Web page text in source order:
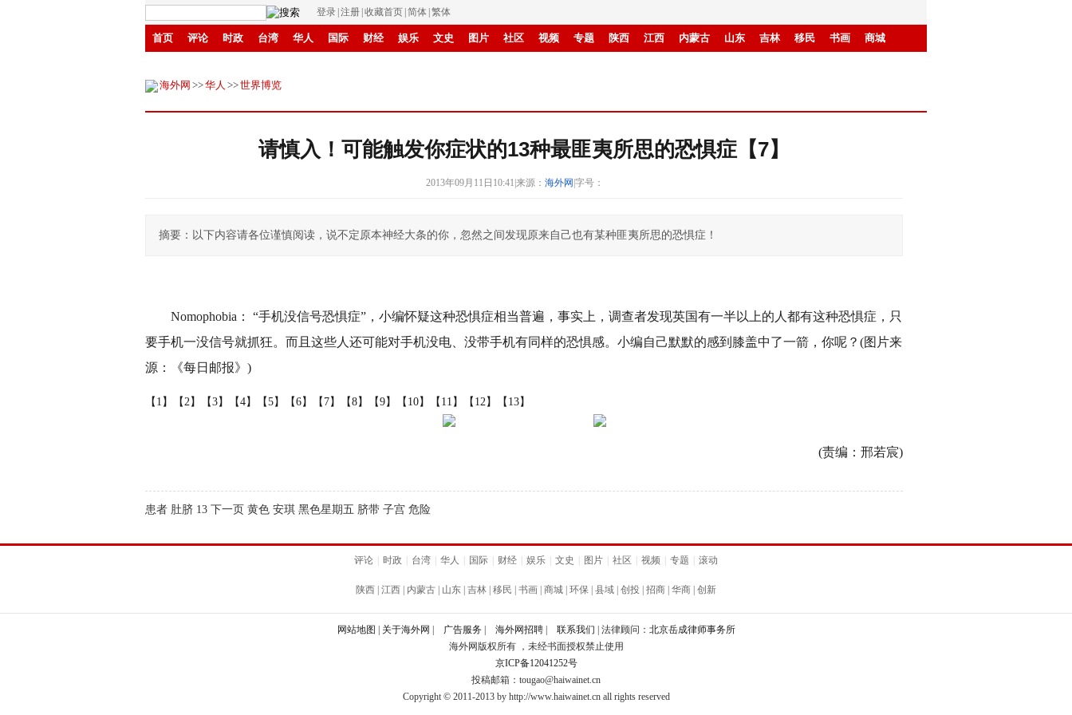
登录 注册 收藏首页 简体 繁体
首页 评论 时政 台湾 华人 国际 财经 娱乐 文史 图片 社区 视频 专题 陕西 江西 内蒙古 山东 吉林 移民 书画 商城
海外网 >>华人 >>世界博览
请慎入！可能触发你症状的13种最匪夷所思的恐惧症【7】
2013年09月11日10:41 来源： 海外网 字号：
摘要：以下内容请各位谨慎阅读，说不定原本神经大条的你，忽然之间发现原来自己也有某种匪夷所思的恐惧症！
Nomophobia： “手机没信号恐惧症”，小编怀疑这种恐惧症相当普遍，事实上，调查者发现英国有一半以上的人都有这种恐惧症，只
要手机一没信号就抓狂。而且这些人还可能对手机没电、没带手机有同样的恐惧感。小编自己默默的感到膝盖中了一箭，你呢？(图片来
源：《每日邮报》)
【1】 【2】 【3】 【4】 【5】 【6】 【7】 【8】 【9】 【10】 【11】 【12】 【13】
(责编：邢若宸)
患者 肚脐 13 下一页 黄色 安琪 黑色星期五 脐带 子宫 危险
评论 时政 台湾 华人 国际 财经 娱乐 文史 图片 社区 视频 专题 滚动
陕西 江西 内蒙古 山东 吉林 移民 书画 商城 环保 县域 创投 招商 华商 创新
网站地图 关于海外网 广告服务| 海外网招聘| 联系我们 | 法律顾问： 北京岳成律师事务所
海外网版权所有 ，未经书面授权禁止使用
京ICP备12041252号
投稿邮箱：tougao@haiwainet.cn
Copyright © 2011-2013 by http://www.haiwainet.cn all rights reserved